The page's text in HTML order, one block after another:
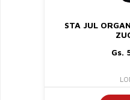
STA JUL
Gs.